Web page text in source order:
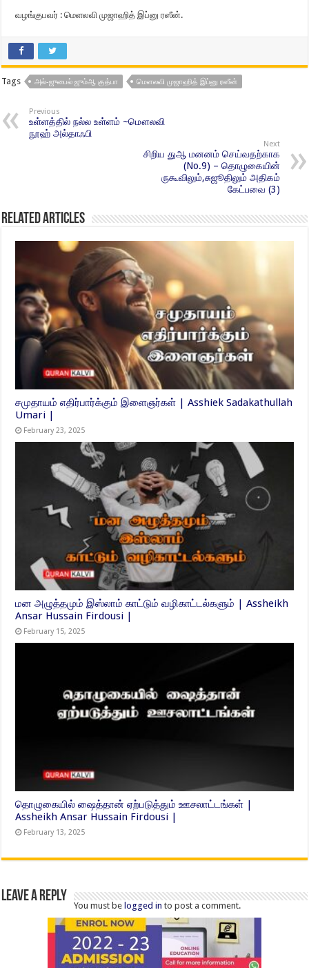
வழங்குபவர் : மெளலவி முஜாஹித் இப்னு ரஸீன்.
Tags அல்-ஜுபைல் ஜும்ஆ குத்பா மெளலவி முஜாஹித் இப்னு ரஸீன்
Previous
உள்ளத்தில் நல்ல உள்ளம் ~மௌலவி
நூஹ் அல்தாஃபி
Next
சிறிய துஆ மனனம் செய்வதற்காக
(No.9) – தொழுகையின்
ருகூவிலும்,சுஜூதிலும் அதிகம்
கேட்பவை (3)
Related Articles
சமுதாயம் எதிர்பார்க்கும் இளைஞர்கள் | Asshiek Sadakathullah
Umari |
February 23, 2025
மன அழுத்தமும் இஸ்லாம் காட்டும் வழிகாட்டல்களும் | Assheikh
Ansar Hussain Firdousi |
February 15, 2025
தொழுகையில் ஷைத்தான் ஏற்படுத்தும் ஊசலாட்டங்கள் |
Assheikh Ansar Hussain Firdousi |
February 13, 2025
Leave a Reply
You must belogged in to post a comment.